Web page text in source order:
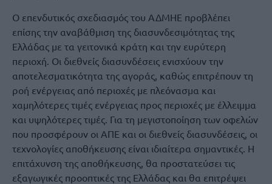
Ο επενδυτικός σχεδιασμός του ΑΔΜΗΕ προβλέπει
επίσης την αναβάθμιση της διασυνδεσιμότητας της
Ελλάδας με τα γειτονικά κράτη και την ευρύτερη
περιοχή. Οι διεθνείς διασυνδέσεις ενισχύουν την
αποτελεσματικότητα της αγοράς, καθώς επιτρέπουν τη
ροή ενέργειας από περιοχές με πλεόνασμα και
χαμηλότερες τιμές ενέργειας προς περιοχές με έλλειμμα
και υψηλότερες τιμές. Για τη μεγιστοποίηση των οφελών
που προσφέρουν οι ΑΠΕ και οι διεθνείς διασυνδέσεις, οι
τεχνολογίες αποθήκευσης είναι ιδιαίτερα σημαντικές. Η
επιτάχυνση της αποθήκευσης, θα προστατεύσει τις
εξαγωγικές προοπτικές της Ελλάδας και θα επιτρέψει